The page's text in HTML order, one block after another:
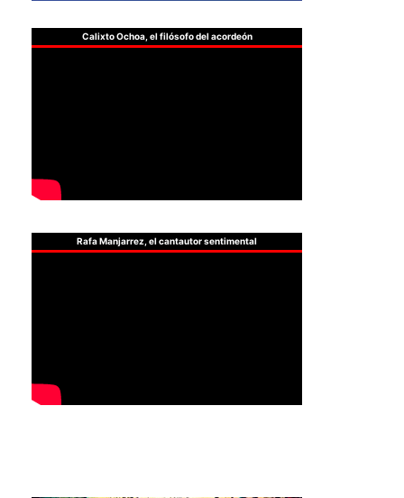
Calixto Ochoa, el filósofo del acordeón
Rafa Manjarrez, el cantautor sentimental